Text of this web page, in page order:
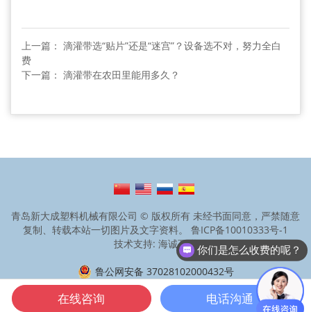
上一篇： 滴灌带选“贴片”还是“迷宫”？设备选不对，努力全白
费
下一篇： 滴灌带在农田里能用多久？
青岛新大成塑料机械有限公司 © 版权所有 未经书面同意，严禁随意
复制、转载本站一切图片及文字资料。 鲁ICP备10010333号-1
技术支持: 海诚互联
鲁公网安备 37028102000432号
你们是怎么收费的呢？
现在有优惠活动么？
在线咨询 电话沟通